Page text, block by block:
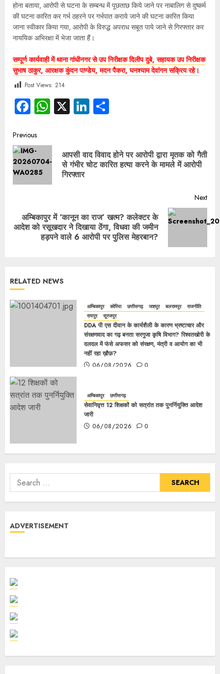
होना बताया, आरोपी से घटना के सम्बन्ध में पूछताछ किये जाने पर नाबालिग से दुष्कर्म
की घटना कारित कर गर्भ ठहरने पर गर्भपात कराये जाने की घटना कारित किया
जाना स्वीकार किया गया, आरोपी के विरुद्ध अपराध सबूत पाये जाने से गिरफ्तार कर
नाययिक अभिरक्षा में भेजा जाता हैं।
सम्पूर्ण कार्यवाही में थाना गांधीनगर से उप निरीक्षक दिलीप दुबे, सहायक उप निरीक्षक
सुभाष ठाकुर, आरक्षक कुंदन पाण्डेय, मदन पैकरा, घनश्याम देवांगन सक्रिय रहे।
Post Views: 214
Facebook
WhatsApp
X LinkedIn
Previous
आपसी वाद विवाद होने पर आरोपी द्वारा मृतक को गैती
से गंभीर चोट कारित हत्या करने के मामले में आरोपी
गिरफ्तार
Next
अम्बिकापुर में ‘कानून का राज’ खत्म? कलेक्टर के
आदेश को रसूखदार ने दिखाया ठेंगा, विधवा की जमीन
हड़पने वाले 6 आरोपी पर पुलिस मेहरबान?
RELATED NEWS
अम्बिकापुर कोरिया छत्तीसगढ़ जशपुर बलरामपुर
राजनीति
रायपुर
सूरजपुर
DDA पी एस दीवान के कार्यशैली के कारण भ्रष्टाचार और
संरक्षणवाद का गढ़ बनता सरगुजा कृषि विभाग? रिश्वतखोरी के
दलदल में फंसे अफसर को संरक्षण, मंत्री व आयोग का भी
नहीं रहा ख़ौफ़?
06/08/2026
0
अम्बिकापुर छत्तीसगढ़
सेवानिवृत्त 12 शिक्षकों को सत्रांत तक पुनर्नियुक्ति आदेश
जारी
06/08/2026
0
ADVERTISEMENT